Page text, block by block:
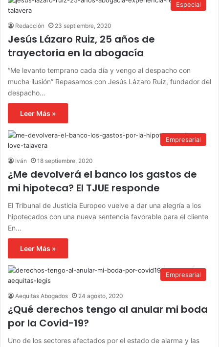
Especial
Redacción 23 septiembre, 2020
Jesús Lázaro Ruiz, 25 años de
trayectoria en la abogacía
“Me levanto temprano cada día y vengo al despacho con
mucha ilusión” Repasamos con Jesús Lázaro Ruiz, fundador del
despacho…
Leer Más »
Empresarial
Iván 18 septiembre, 2020
¿Me devolverá el banco los gastos de
mi hipoteca? El TJUE responde
El Tribunal de Justicia Europeo vuelve a dar una alegría a los
hipotecados con una nueva sentencia favorable para el cliente
En…
Leer Más »
Empresarial
Aequitas Abogados 24 agosto, 2020
¿Qué derechos tengo al anular mi boda
por la Covid-19?
Uno de los sectores afectados por el estado de alarma y las